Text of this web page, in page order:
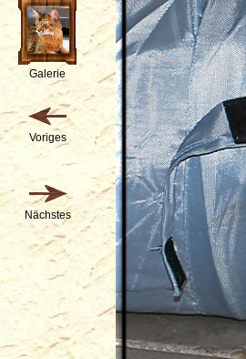
Galerie
Voriges
Nächstes